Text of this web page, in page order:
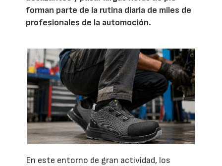
forman parte de la rutina diaria de miles de
profesionales de la automoción.
En este entorno de gran actividad, los